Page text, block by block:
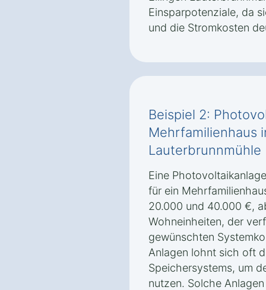
Einsparpotenziale, da
und die Stromkosten
Beispiel 2:
Mehrfamilienhaus
Lauterbrunnmühle
Eine
für ein
20.000 und 40.000 €,
Wohneinheiten, der
gewünschten
Anlagen lohnt sich oft
Speichersystems, um
nutzen. Solche